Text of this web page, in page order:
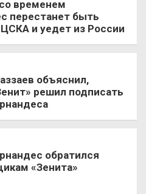
временем
перестанет быть
и уедет из России
объяснил,
решил подписать
обратился
«Зенита»